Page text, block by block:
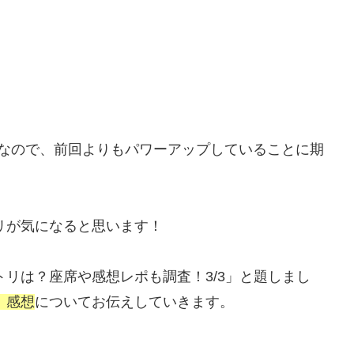
ので、前回よりもパワーアップしていることに期
気になると思います！
は？座席や感想レポも調査！3/3」と題しまし
感想についてお伝えしていきます。